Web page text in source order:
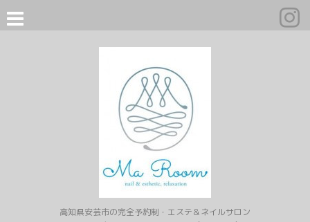
高知県安芸市の完全予約制・エステ＆ネイルサロン